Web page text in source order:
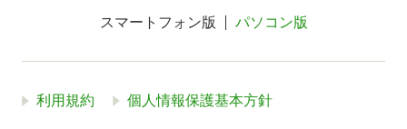
スマートフォン版 パソコン版
利用規約 個人情報保護基本方針